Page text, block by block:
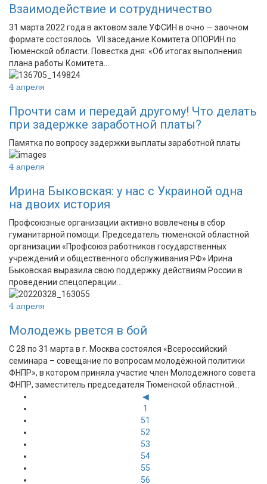
Взаимодействие и сотрудничество
31 марта 2022 года в актовом зале УФСИН в очно — заочном
формате состоялось VII заседание Комитета ОПОРИН по
Тюменской области. Повестка дня: «Об итогах выполнения
плана работы Комитета…
4 апреля
Прочти сам и передай другому! Что делать
при задержке заработной платы?
Памятка по вопросу задержки выплаты заработной платы
4 апреля
Ирина Быковская: у нас с Украиной одна
на двоих история
Профсоюзные организации активно вовлечены в сбор
гуманитарной помощи. Председатель тюменской областной
организации «Профсоюз работников государственных
учреждений и общественного обслуживания РФ» Ирина
Быковская выразила свою поддержку действиям России в
проведении спецоперации…
4 апреля
Молодежь рвется в бой
С 28 по 31 марта в г. Москва состоялся «Всероссийский
семинара – совещание по вопросам молодёжной политики
ФНПР», в котором приняла участие член Молодежного совета
ФНПР, заместитель председателя Тюменской областной…
◀
1
51
52
53
54
55
56